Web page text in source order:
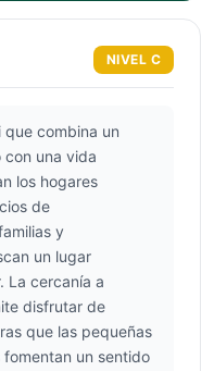
NIVEL C
que combina un
con una vida
los hogares
de
y
un lugar
La cercanía a
disfrutar de
que las pequeñas
un sentido